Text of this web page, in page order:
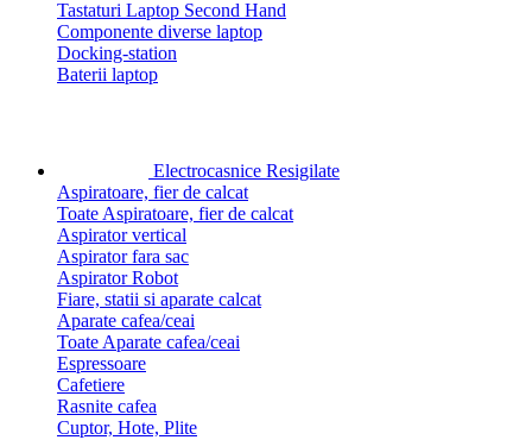
Tastaturi Laptop Second Hand
Componente diverse laptop
Docking-station
Baterii laptop
Electrocasnice Resigilate
Aspiratoare, fier de calcat
Toate Aspiratoare, fier de calcat
Aspirator vertical
Aspirator fara sac
Aspirator Robot
Fiare, statii si aparate calcat
Aparate cafea/ceai
Toate Aparate cafea/ceai
Espressoare
Cafetiere
Rasnite cafea
Cuptor, Hote, Plite